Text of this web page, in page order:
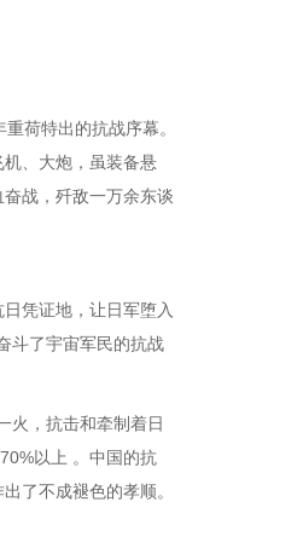
荷特出的抗战序幕。
、大炮，虽装备悬
战，歼敌一万余东谈
凭证地，让日军堕入
斗了宇宙军民的抗战
火，抗击和牵制着日
以上 。中国的抗
了不成褪色的孝顺。